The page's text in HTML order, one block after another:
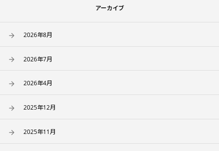
アーカイブ
2026年8月
2026年7月
2026年4月
2025年12月
2025年11月